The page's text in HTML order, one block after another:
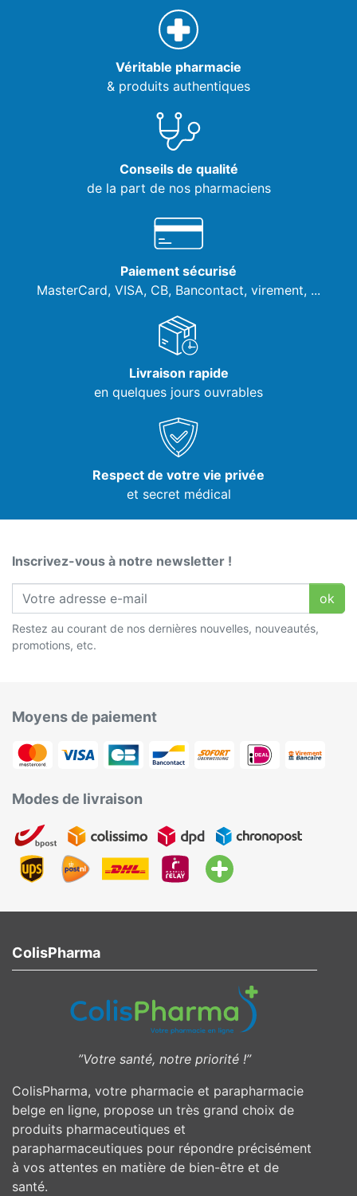
Véritable pharmacie
& produits authentiques
Conseils de qualité
de la part de nos pharmaciens
Paiement sécurisé
MasterCard, VISA, CB, Bancontact, virement, ...
Livraison rapide
en quelques jours ouvrables
Respect de votre vie privée
et secret médical
Inscrivez-vous à notre newsletter !
ok
Restez au courant de nos dernières nouvelles, nouveautés,
promotions, etc.
Moyens de paiement
Modes de livraison
ColisPharma
”Votre santé, notre priorité !”
ColisPharma, votre pharmacie et parapharmacie
belge en ligne, propose un très grand choix de
produits pharmaceutiques et
parapharmaceutiques pour répondre précisément
à vos attentes en matière de bien-être et de
santé.